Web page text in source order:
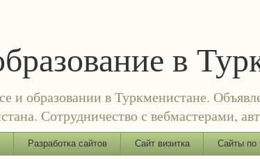
в
и образовании в Туркменистане.
Сотрудничество с вебмастерами,
Разработка сайтов Сайт визитка Сайты по